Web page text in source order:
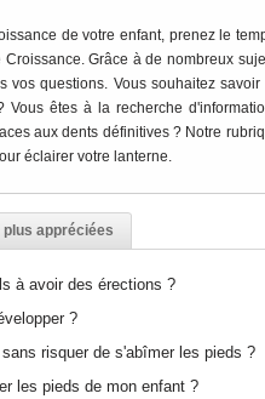
de votre enfant, prenez le
Grâce à de nombreux
vos questions. Vous souhaitez savoir
êtes à la recherche
aux dents définitives ? Notre
éclairer votre lanterne.
plus appréciées
à avoir des érections ?
?
risquer de s'abîmer les pieds ?
les pieds de mon enfant ?